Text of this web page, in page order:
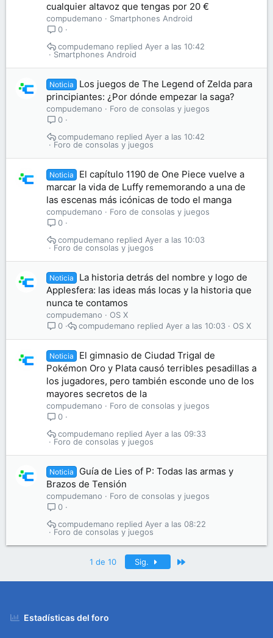
cualquier altavoz que tengas por 20 €
compudemano
Smartphones Android
0
Smartphones Android
Ayer a las 10:42
compudemano
Noticia
Los juegos de The Legend of Zelda para
principiantes: ¿Por dónde empezar la saga?
compudemano
Foro de consolas y juegos
0
Foro de consolas y juegos
Ayer a las 10:42
compudemano
Noticia
El capítulo 1190 de One Piece vuelve a
marcar la vida de Luffy rememorando a una de
las escenas más icónicas de todo el manga
compudemano
Foro de consolas y juegos
0
Foro de consolas y juegos
Ayer a las 10:03
compudemano
Noticia
La historia detrás del nombre y logo de
Applesfera: las ideas más locas y la historia que
nunca te contamos
compudemano
OS X
0
OS X
Ayer a las 10:03
compudemano
Noticia
El gimnasio de Ciudad Trigal de
Pokémon Oro y Plata causó terribles pesadillas a
los jugadores, pero también esconde uno de los
mayores secretos de la
compudemano
Foro de consolas y juegos
0
Foro de consolas y juegos
Ayer a las 09:33
compudemano
Noticia
Guía de Lies of P: Todas las armas y
Brazos de Tensión
compudemano
Foro de consolas y juegos
0
Foro de consolas y juegos
Ayer a las 08:22
compudemano
1 de 10 Sig.
Estadísticas del foro